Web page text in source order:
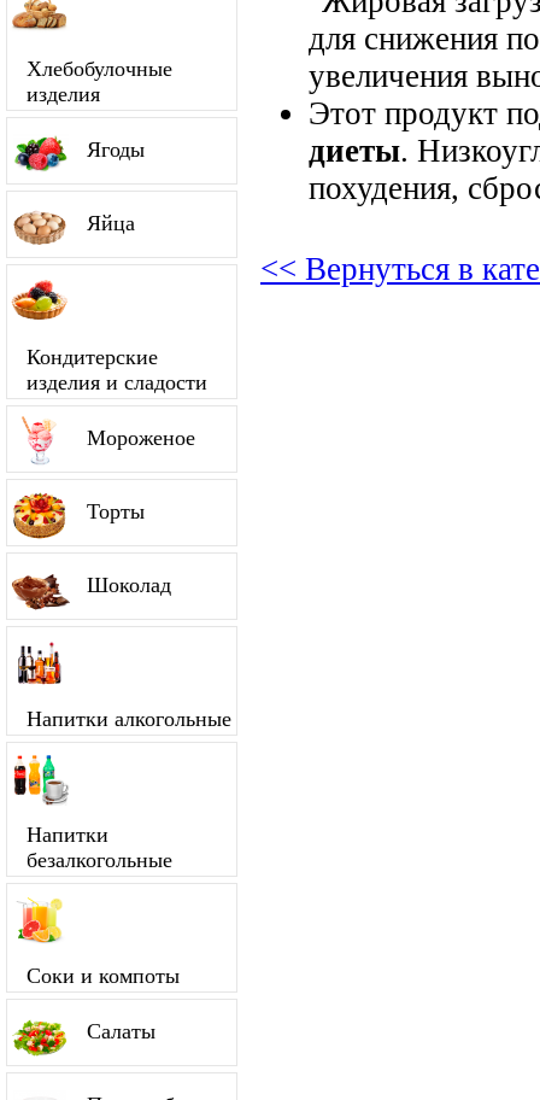
Хлебобулочные
изделия
Ягоды
Яйца
Кондитерские
изделия и сладости
Мороженое
Торты
Шоколад
Напитки алкогольные
Напитки
безалкогольные
Соки и компоты
Салаты
для снижения
увеличения
Этот продукт
диеты.
похудения,
<< Вернуться в